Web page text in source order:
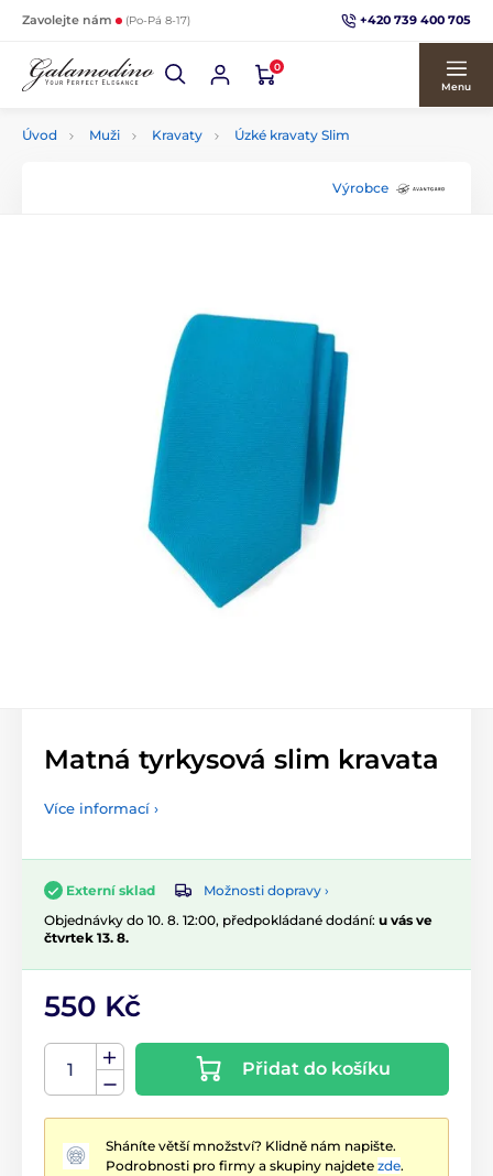
Zavolejte nám (Po-Pá 8-17) +420 739 400 705
0
Menu
Úvod Muži Kravaty Úzké kravaty Slim
Výrobce
Matná tyrkysová slim kravata
Více informací ›
Externí sklad
Možnosti dopravy ›
Objednávky do 10. 8. 12:00, předpokládané dodání: u vás ve
čtvrtek 13. 8.
550 Kč
Přidat do košíku
Sháníte větší množství? Klidně nám napište.
Podrobnosti pro firmy a skupiny najdete zde.